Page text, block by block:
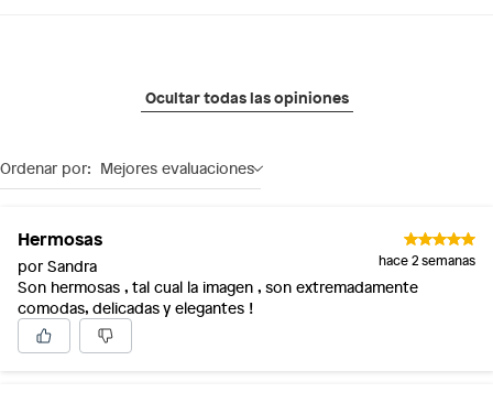
Ocultar todas las opiniones
Ordenar por: Mejores evaluaciones
Hermosas
por Sandra hace 2 semanas
Son hermosas , tal cual la imagen , son extremadamente
comodas, delicadas y elegantes !